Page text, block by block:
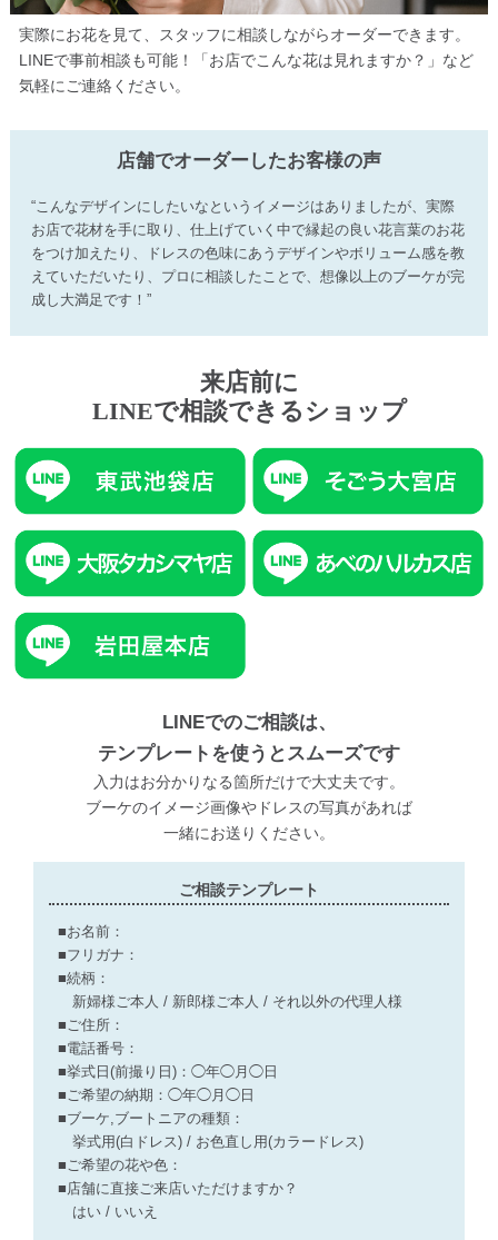
実際にお花を見て、スタッフに相談しながらオーダーできます。
LINEで事前相談も可能！「お店でこんな花は見れますか？」など
気軽にご連絡ください。
店舗でオーダーしたお客様の声
“こんなデザインにしたいなというイメージはありましたが、実際
お店で花材を手に取り、仕上げていく中で縁起の良い花言葉のお花
をつけ加えたり、ドレスの色味にあうデザインやボリューム感を教
えていただいたり、プロに相談したことで、想像以上のブーケが完
成し大満足です！”
来店前に
LINEで相談できるショップ
LINEでのご相談は、
テンプレートを使うとスムーズです
入力はお分かりなる箇所だけで大丈夫です。
ブーケのイメージ画像やドレスの写真があれば
一緒にお送りください。
ご相談テンプレート
■お名前：
■フリガナ：
■続柄：
新婦様ご本人 / 新郎様ご本人 / それ以外の代理人様
■ご住所：
■電話番号：
■挙式日(前撮り日)：◯年◯月◯日
■ご希望の納期：◯年◯月◯日
■ブーケ,ブートニアの種類：
挙式用(白ドレス) / お色直し用(カラードレス)
■ご希望の花や色：
■店舗に直接ご来店いただけますか？
はい / いいえ